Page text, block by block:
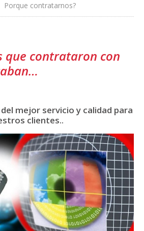
Porque contratarnos?
que contrataron con
mejor servicio y calidad para
clientes..